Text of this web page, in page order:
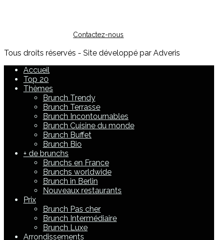
Contactez-nous
Tous droits réservés - Site développé par Adveris
Accueil
Top 20
Thèmes
Brunch Trendy
Brunch Terrasse
Brunch Incontournables
Brunch Cuisine du monde
Brunch Buffet
Brunch Bio
+ de brunchs
Brunchs en France
Brunchs worldwide
Brunch in Berlin
Nouveaux restaurants
Prix
Brunch Pas cher
Brunch Intermédiaire
Brunch Luxe
Arrondissements